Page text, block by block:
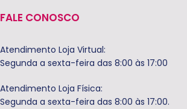
FALE CONOSCO
Atendimento Loja Virtual:
Segunda a sexta-feira das 8:00 às 17:00
Atendimento Loja Física:
Segunda a sexta-feira das 8:00 às 17:00.